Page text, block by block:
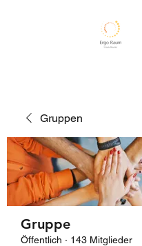
Gruppen
Gruppe
Öffentlich · 143 Mitglieder